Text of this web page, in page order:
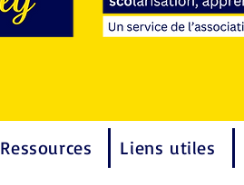
Ressources Liens utiles